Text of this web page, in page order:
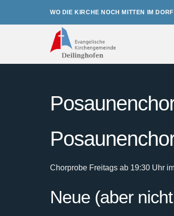
WO DIE KIRCHE NOCH MITTEN IM
Chorprobe Freitags ab 19:30 Uhr
Neue (aber